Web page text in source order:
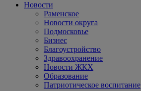
Новости
Раменское
Новости округа
Подмосковье
Бизнес
Благоустройство
Здравоохранение
Новости ЖКХ
Образование
Патриотическое воспитание